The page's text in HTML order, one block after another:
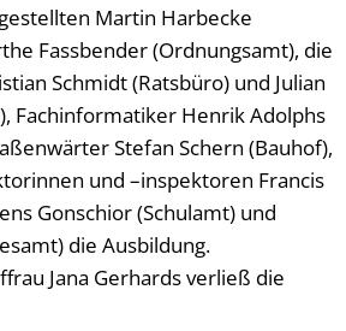
Martin Harbecke
Fassbender (Ordnungsamt), die
Schmidt (Ratsbüro) und Julian
Fachinformatiker Henrik Adolphs
Stefan Schern (Bauhof),
und –inspektoren Francis
Gonschior (Schulamt) und
die Ausbildung.
Jana Gerhards verließ die